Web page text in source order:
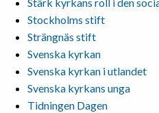
Stärk kyrkans roll i den
Stockholms stift
Strängnäs stift
Svenska kyrkan
Svenska kyrkan i utlandet
Svenska kyrkans unga
Tidningen Dagen